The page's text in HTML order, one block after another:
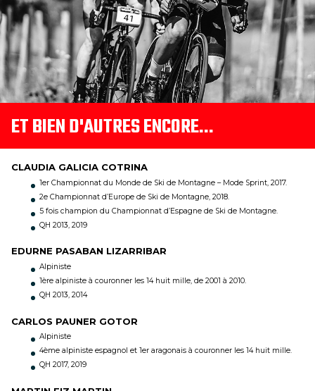
ET BIEN D'AUTRES ENCORE…
CLAUDIA GALICIA COTRINA
1er Championnat du Monde de Ski de Montagne – Mode Sprint, 2017.
2e Championnat d’Europe de Ski de Montagne, 2018.
5 fois champion du Championnat d’Espagne de Ski de Montagne.
QH 2013, 2019
EDURNE PASABAN LIZARRIBAR
Alpiniste
1ère alpiniste à couronner les 14 huit mille, de 2001 à 2010.
QH 2013, 2014
CARLOS PAUNER GOTOR
Alpiniste
4ème alpiniste espagnol et 1er aragonais à couronner les 14 huit mille.
QH 2017, 2019